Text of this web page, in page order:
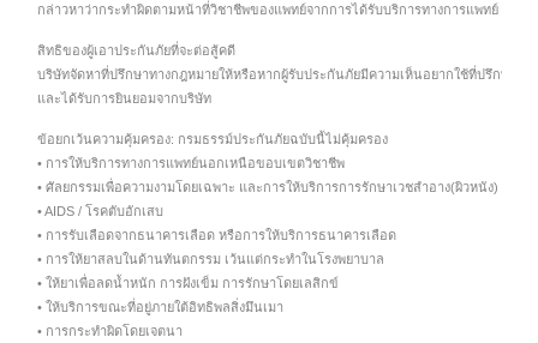
กล่าวหาว่ากระทำผิดตามหน้าที่วิชาชีพของแพทย์จากการได้รับบริการทางการแพทย์ (ตา
สิทธิของผู้เอาประกันภัยที่จะต่อสู้คดี
บริษัทจัดหาที่ปรึกษาทางกฎหมายให้หรือหากผู้รับประกันภัยมีความเห็นอยากใช้ที่ปรึกษาข
และได้รับการยินยอมจากบริษัท
ข้อยกเว้นความคุ้มครอง: กรมธรรม์ประกันภัยฉบับนี้ไม่คุ้มครอง
• การให้บริการทางการแพทย์นอกเหนือขอบเขตวิชาชีพ
• ศัลยกรรมเพื่อความงามโดยเฉพาะ และการให้บริการการรักษาเวชสำอาง(ผิวหนัง)
• AIDS / โรคตับอักเสบ
• การรับเลือดจากธนาคารเลือด หรือการให้บริการธนาคารเลือด
• การให้ยาสลบในด้านทันตกรรม เว้นแต่กระทำในโรงพยาบาล
• ให้ยาเพื่อลดน้ำหนัก การฝังเข็ม การรักษาโดยเลสิกข์
• ให้บริการขณะที่อยู่ภายใต้อิทธิพลสิ่งมึนเมา
• การกระทำผิดโดยเจตนา